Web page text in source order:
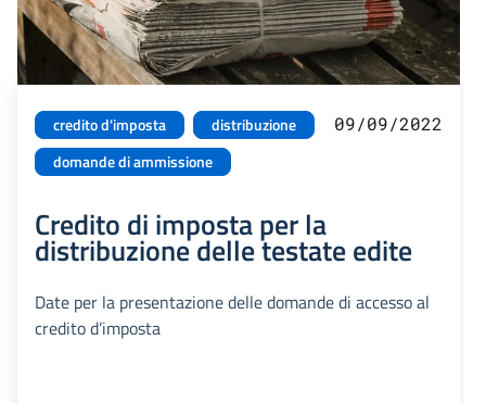
credito d'imposta
distribuzione
domande di ammissione
09/09/2022
Credito di imposta per la
distribuzione delle testate edite
Date per la presentazione delle domande di accesso al
credito d’imposta